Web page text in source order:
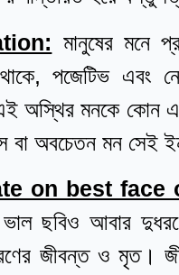
মানুষের মনে
পজেটিভ এবং
অস্থির মনকে কোন
অবচেতন মন সেই
on best face
ছবিও আবার
জীবন্ত ও মৃত।